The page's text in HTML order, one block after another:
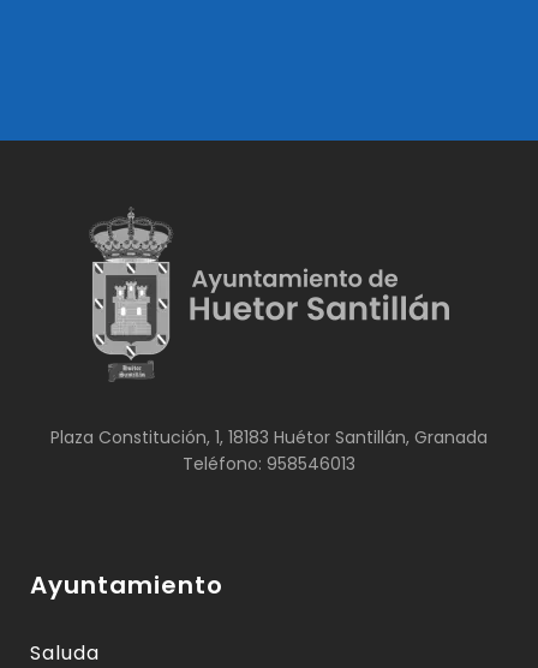
Plaza Constitución, 1, 18183 Huétor Santillán, Granada
Teléfono: 958546013
Ayuntamiento
Saluda